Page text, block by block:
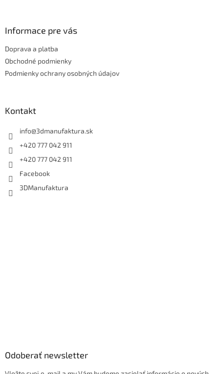
Informace pre vás
Doprava a platba
Obchodné podmienky
Podmienky ochrany osobných údajov
Kontakt
info@3dmanufaktura.sk
+420 777 042 911
+420 777 042 911
Facebook
3DManufaktura
Odoberať newsletter